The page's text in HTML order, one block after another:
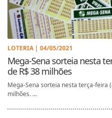
LOTERIA | 04/05/2021
Mega-Sena sorteia nesta
de R$ 38 milhões
Mega-Sena sorteia nesta terça-feira
milhões. ...